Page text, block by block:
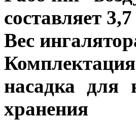
составляет
Вес
насадка для
хранения